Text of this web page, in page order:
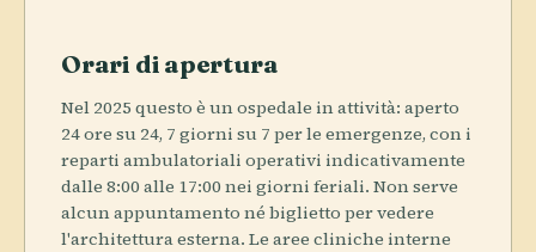
Orari di apertura
Nel 2025 questo è un ospedale in attività: aperto
24 ore su 24, 7 giorni su 7 per le emergenze, con i
reparti ambulatoriali operativi indicativamente
dalle 8:00 alle 17:00 nei giorni feriali. Non serve
alcun appuntamento né biglietto per vedere
l'architettura esterna. Le aree cliniche interne